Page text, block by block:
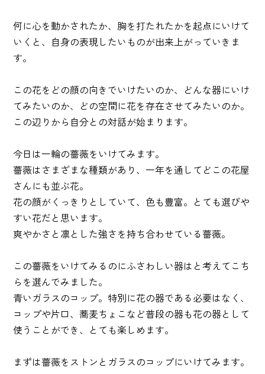
何に心を動かされたか、胸を打たれたかを起点にいけて
いくと、自身の表現したいものが出来上がっていきま
す。
この花をどの顔の向きでいけたいのか、どんな器にいけ
てみたいのか、どの空間に花を存在させてみたいのか。
この辺りから自分との対話が始まります。
今日は一輪の薔薇をいけてみます。
薔薇はさまざまな種類があり、一年を通してどこの花屋
さんにも並ぶ花。
花の顔がくっきりとしていて、色も豊富。とても選びや
すい花だと思います。
爽やかさと凛とした強さを持ち合わせている薔薇。
この薔薇をいけてみるのにふさわしい器はと考えてこち
らを選んでみました。
青いガラスのコップ。特別に花の器である必要はなく、
コップや片口、蕎麦ちょこなど普段の器も花の器として
使うことができ、とても楽しめます。
まずは薔薇をストンとガラスのコップにいけてみます。